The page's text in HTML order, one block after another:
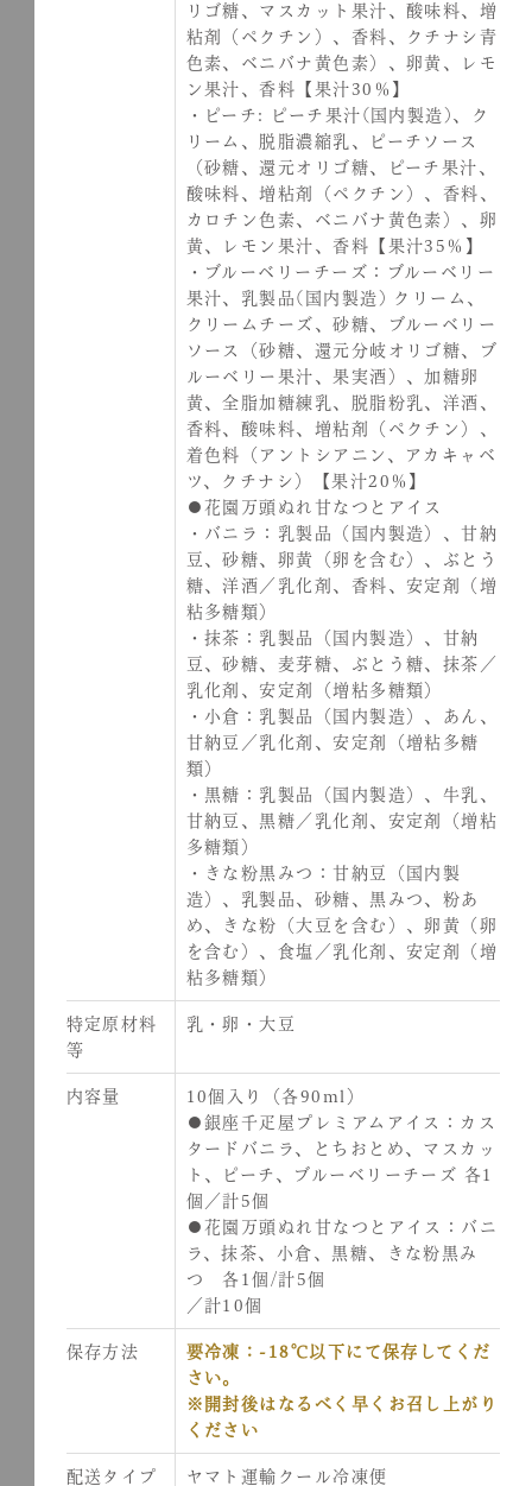
リゴ糖、マスカット果汁、酸味料、増
粘剤（ペクチン）、香料、クチナシ青
色素、ベニバナ黄色素）、卵黄、レモ
ン果汁、香料【果汁30％】
・ピーチ: ピーチ果汁(国内製造)、ク
リーム、脱脂濃縮乳、ピーチソース
（砂糖、還元オリゴ糖、ピーチ果汁、
酸味料、増粘剤（ペクチン）、香料、
カロチン色素、ベニバナ黄色素）、卵
黄、レモン果汁、香料【果汁35％】
・ブルーベリーチーズ：ブルーベリー
果汁、乳製品(国内製造) クリーム、
クリームチーズ、砂糖、ブルーベリー
ソース（砂糖、還元分岐オリゴ糖、ブ
ルーベリー果汁、果実酒）、加糖卵
黄、全脂加糖練乳、脱脂粉乳、洋酒、
香料、酸味料、増粘剤（ペクチン）、
着色料（アントシアニン、アカキャベ
ツ、クチナシ）【果汁20％】
●花園万頭ぬれ甘なつとアイス
・バニラ：乳製品（国内製造）、甘納
豆、砂糖、卵黄（卵を含む）、ぶとう
糖、洋酒／乳化剤、香料、安定剤（増
粘多糖類）
・抹茶：乳製品（国内製造）、甘納
豆、砂糖、麦芽糖、ぶとう糖、抹茶／
乳化剤、安定剤（増粘多糖類）
・小倉：乳製品（国内製造）、あん、
甘納豆／乳化剤、安定剤（増粘多糖
類）
・黒糖：乳製品（国内製造）、牛乳、
甘納豆、黒糖／乳化剤、安定剤（増粘
多糖類）
・きな粉黒みつ：甘納豆（国内製
造）、乳製品、砂糖、黒みつ、粉あ
め、きな粉（大豆を含む）、卵黄（卵
を含む）、食塩／乳化剤、安定剤（増
粘多糖類）
特定原材料
等
乳・卵・大豆
内容量
10個入り（各90ml）
●銀座千疋屋プレミアムアイス：カス
タードバニラ、とちおとめ、マスカッ
ト、ピーチ、ブルーベリーチーズ 各1
個／計5個
●花園万頭ぬれ甘なつとアイス：バニ
ラ、抹茶、小倉、黒糖、きな粉黒み
つ 各1個/計5個
／計10個
保存方法
要冷凍：-18℃以下にて保存してくだ
さい。
※開封後はなるべく早くお召し上がり
ください
配送タイプ ヤマト運輸クール冷凍便